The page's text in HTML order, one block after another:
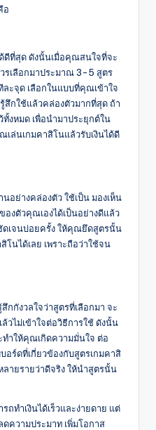
อ
ดีที่สุด ดังนั้นเมื่อคุณสนใจที่จะ
รเลือกมาประมาณ 3-5 สูตร
ะจุด เลือกในแบบที่คุณเข้าใจ
สึกใช้แล้วคล่องตัวมากที่สุด ถ้า
งหมด เพื่อนำมาประยุกต์ใน
ล่นเกมคาสิโนแล้วรับเงินได้ดี
อย่างคล่องตัว ใช้เป็น มองเห็น
งตัวคุณเองได้เป็นอย่างดีแล้ว
ดเจนบ่อยครั้ง ให้คุณยึดสูตรนั้น
โนได้เลย เพราะถือว่าใช้จน
กกังวลใจว่าสูตรที่เลือกมา จะ
วไม่เข้าใจต่อวิธีการใช้ ดังนั้น
ำให้คุณเกิดความมั่นใจ ต่อ
อร์ดที่เกี่ยวข้องกับสูตรเกมคาสิ
ลายรายว่าดีจริง ให้นำสูตรนั้น
ถทำเงินได้เร็วและง่ายดาย แต่
ความประมาท เพิ่มโอกาส